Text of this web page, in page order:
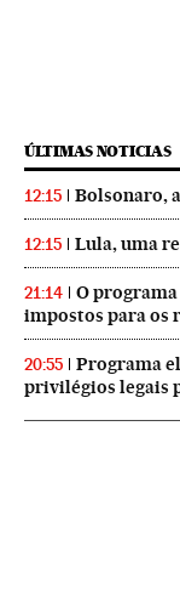
ÚLTIMAS NOTICIAS
12:15 Bolsonaro,
12:15 Lula, uma
21:14
O
impostos para os
20:55
Programa
privilégios legais